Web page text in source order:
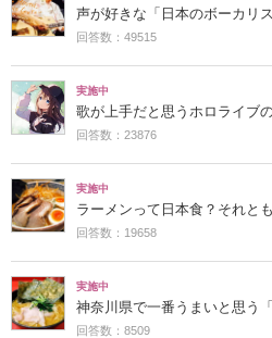
声が好きな「日本のボーカリ
回答数：49515
実施中
歌が上手だと思うホロライブ
回答数：23876
実施中
ラーメンって日本食？それと
回答数：19658
実施中
神奈川県で一番うまいと思う
回答数：8509